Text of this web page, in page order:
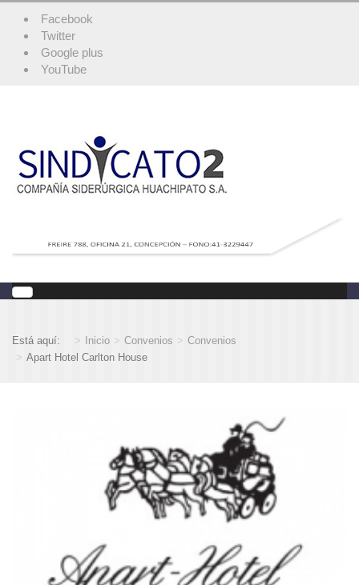
Facebook
Twitter
Google plus
YouTube
Está aquí: Inicio Convenios
Convenios
Apart Hotel Carlton House